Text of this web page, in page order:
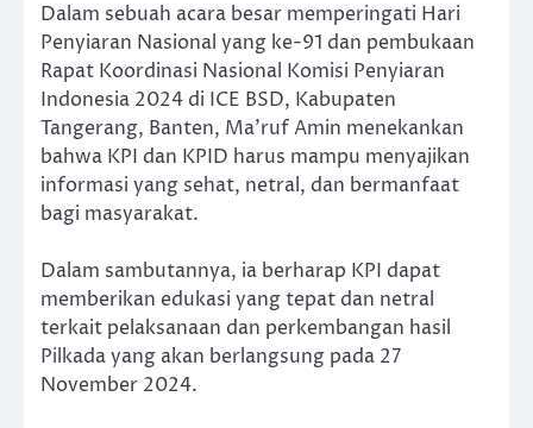
Dalam sebuah acara besar memperingati Hari
Penyiaran Nasional yang ke-91 dan pembukaan
Rapat Koordinasi Nasional Komisi Penyiaran
Indonesia 2024 di ICE BSD, Kabupaten
Tangerang, Banten, Ma’ruf Amin menekankan
bahwa KPI dan KPID harus mampu menyajikan
informasi yang sehat, netral, dan bermanfaat
bagi masyarakat.
Dalam sambutannya, ia berharap KPI dapat
memberikan edukasi yang tepat dan netral
terkait pelaksanaan dan perkembangan hasil
Pilkada yang akan berlangsung pada 27
November 2024.